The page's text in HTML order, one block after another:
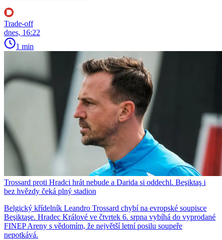
Trade-off
dnes, 16:22
1 min
Trossard proti Hradci hrát nebude a Darida si oddechl. Beşiktaş i
bez hvězdy čeká plný stadion
Belgický křídelník Leandro Trossard chybí na evropské soupisce
Beşiktaşe. Hradec Králové ve čtvrtek 6. srpna vybíhá do vyprodané
FINEP Areny s vědomím, že největší letní posilu soupeře
nepotkává.